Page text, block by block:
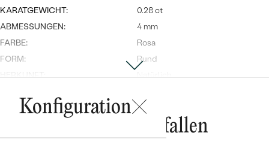
KARATGEWICHT:
0.28 ct
ABMESSUNGEN:
4 mm
FARBE:
Rosa
FORM:
Rund
HERKUNFT:
Natürlich
Nebensteine Ring
ANZAHL:
1
Konfiguration
Das könnte Ihnen gefallen